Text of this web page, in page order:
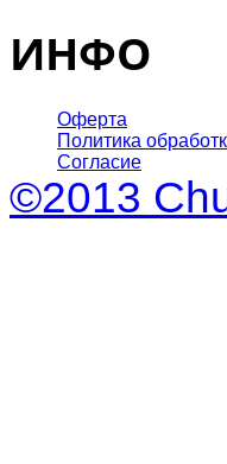
ИНФО
Оферта
Политика
Согласие
©2013